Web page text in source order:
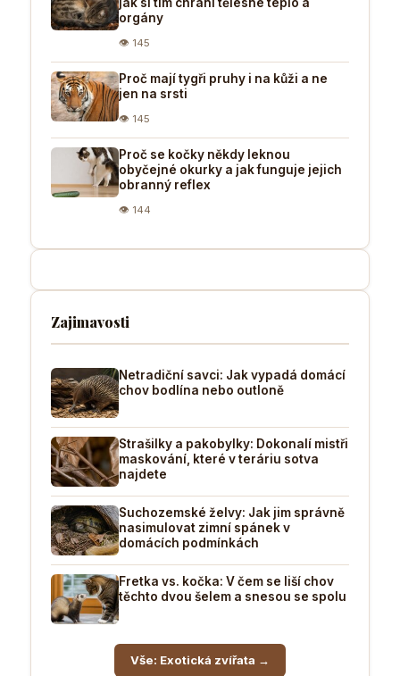
orgány
👁 145
Proč mají tygři pruhy i na kůži a ne
jen na srsti
👁 145
Proč se kočky někdy leknou
obyčejné okurky a jak funguje jejich
obranný reflex
👁 144
Zajimavosti
Netradiční savci: Jak vypadá domácí
chov bodlína nebo outloně
Strašilky a pakobylky: Dokonalí mistři
maskování, které v teráriu sotva
najdete
Suchozemské želvy: Jak jim správně
nasimulovat zimní spánek v
domácích podmínkách
Fretka vs. kočka: V čem se liší chov
těchto dvou šelem a snesou se spolu
Vše: Exotická zvířata →